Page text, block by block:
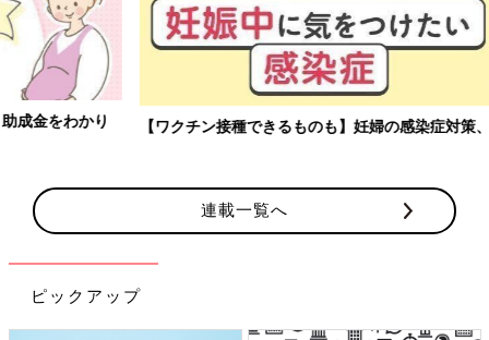
【ワクチン接種できるものも】妊婦の感染症対策、知っておいて！
連載一覧へ
ピックアップ